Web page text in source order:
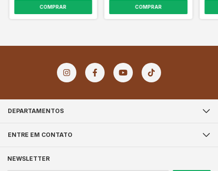
COMPRAR COMPRAR
DEPARTAMENTOS
ENTRE EM CONTATO
NEWSLETTER